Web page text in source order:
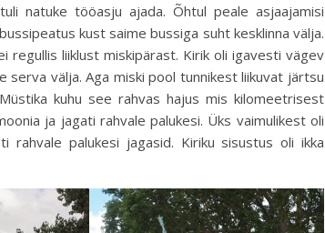
natuke tööasju ajada. Õhtul peale asjaajamisi
kust saime bussiga suht kesklinna välja.
regullis liiklust miskipärast. Kirik oli igavesti vägev
välja. Aga miski pool tunnikest liikuvat järtsu
kuhu see rahvas hajus mis kilomeetrisest
ja jagati rahvale palukesi. Üks vaimulikest oli
palukesi jagasid. Kiriku sisustus oli ikka